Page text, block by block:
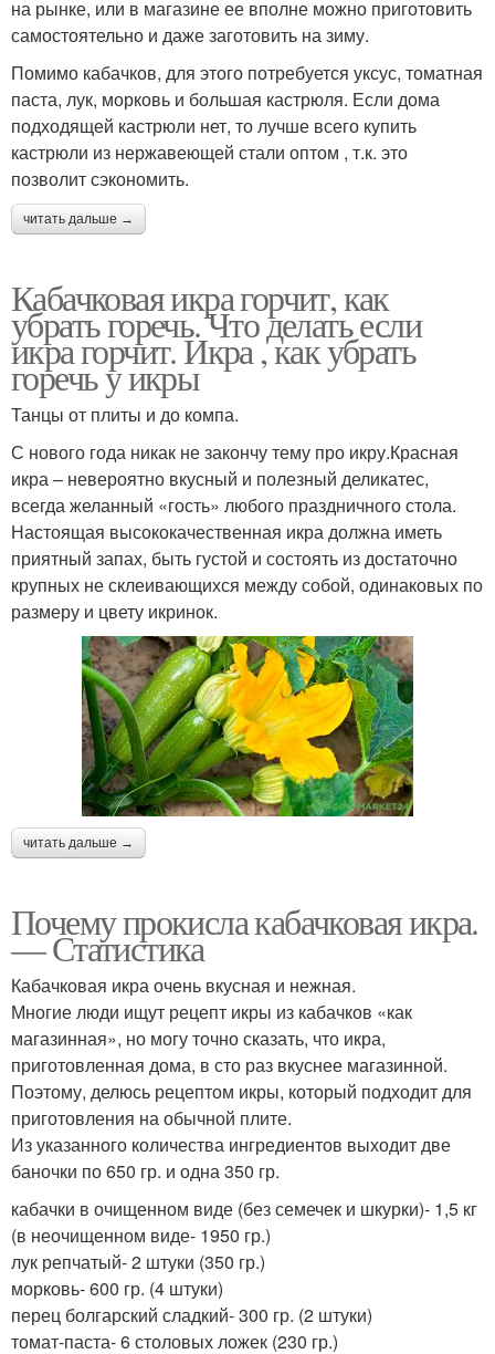
на рынке, или в магазине ее вполне можно приготовить
самостоятельно и даже заготовить на зиму.
Помимо кабачков, для этого потребуется уксус, томатная
паста, лук, морковь и большая кастрюля. Если дома
подходящей кастрюли нет, то лучше всего купить
кастрюли из нержавеющей стали оптом , т.к. это
позволит сэкономить.
читать дальше →
Кабачковая икра горчит, как
убрать горечь. Что делать если
икра горчит. Икра , как убрать
горечь у икры
Танцы от плиты и до компа.
С нового года никак не закончу тему про икру.Красная
икра – невероятно вкусный и полезный деликатес,
всегда желанный «гость» любого праздничного стола.
Настоящая высококачественная икра должна иметь
приятный запах, быть густой и состоять из достаточно
крупных не склеивающихся между собой, одинаковых по
размеру и цвету икринок.
читать дальше →
Почему прокисла кабачковая икра.
— Статистика
Кабачковая икра очень вкусная и нежная.
Многие люди ищут рецепт икры из кабачков «как
магазинная», но могу точно сказать, что икра,
приготовленная дома, в сто раз вкуснее магазинной.
Поэтому, делюсь рецептом икры, который подходит для
приготовления на обычной плите.
Из указанного количества ингредиентов выходит две
баночки по 650 гр. и одна 350 гр.
кабачки в очищенном виде (без семечек и шкурки)- 1,5 кг
(в неочищенном виде- 1950 гр.)
лук репчатый- 2 штуки (350 гр.)
морковь- 600 гр. (4 штуки)
перец болгарский сладкий- 300 гр. (2 штуки)
томат-паста- 6 столовых ложек (230 гр.)